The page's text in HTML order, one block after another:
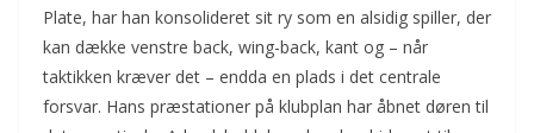
Plate, har han konsolideret sit ry som en alsidig spiller, der
kan dække venstre back, wing-back, kant og – når
taktikken kræver det – endda en plads i det centrale
forsvar. Hans præstationer på klubplan har åbnet døren til